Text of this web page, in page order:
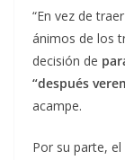
“En vez de
ánimos de los
decisión de
“después
acampe.
Por su parte,